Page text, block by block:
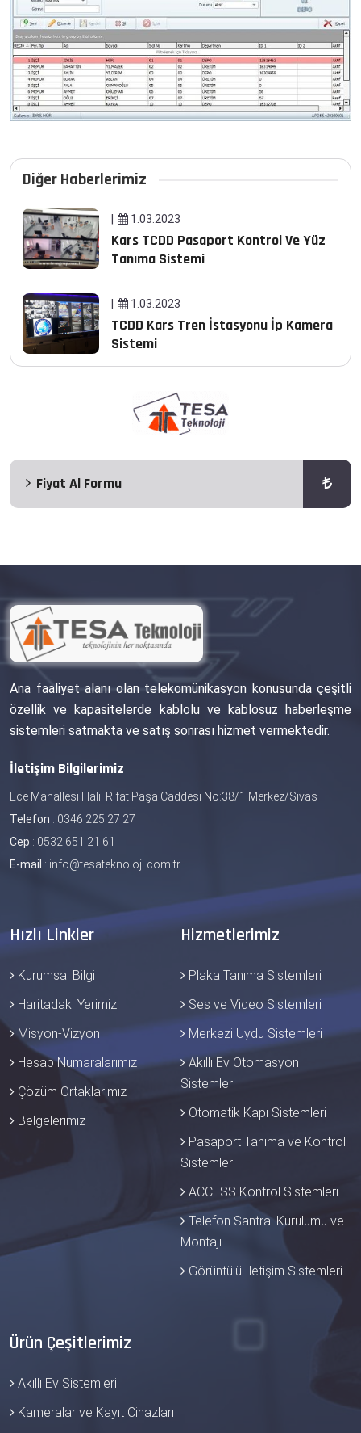
Diğer Haberlerimiz
1.03.2023
Kars TCDD Pasaport Kontrol Ve Yüz
Tanıma Sistemi
1.03.2023
TCDD Kars Tren İstasyonu İp Kamera
Sistemi
Fiyat Al Formu
Ana faaliyet alanı olan telekomünikasyon konusunda çeşitli
özellik ve kapasitelerde kablolu ve kablosuz haberleşme
sistemleri satmakta ve satış sonrası hizmet vermektedir.
İletişim Bilgilerimiz
Ece Mahallesi Halil Rıfat Paşa Caddesi No:38/1 Merkez/Sivas
Telefon : 0346 225 27 27
Cep : 0532 651 21 61
E-mail : info@tesateknoloji.com.tr
Hızlı Linkler
Kurumsal Bilgi
Haritadaki Yerimiz
Misyon-Vizyon
Hesap Numaralarımız
Çözüm Ortaklarımız
Belgelerimiz
Hizmetlerimiz
Plaka Tanıma Sistemleri
Ses ve Video Sistemleri
Merkezi Uydu Sistemleri
Akıllı Ev Otomasyon
Sistemleri
Otomatik Kapı Sistemleri
Pasaport Tanıma ve Kontrol
Sistemleri
ACCESS Kontrol Sistemleri
Telefon Santral Kurulumu ve
Montajı
Görüntülü İletişim Sistemleri
Ürün Çeşitlerimiz
Akıllı Ev Sistemleri
Kameralar ve Kayıt Cihazları